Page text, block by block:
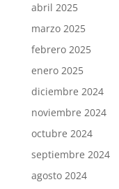
abril 2025
marzo 2025
febrero 2025
enero 2025
diciembre 2024
noviembre 2024
octubre 2024
septiembre 2024
agosto 2024